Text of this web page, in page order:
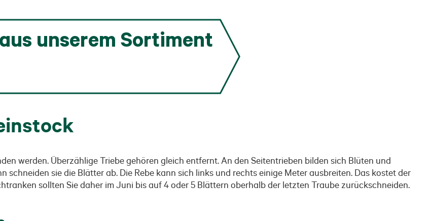
unserem Sortiment
werden. Überzählige Triebe gehören gleich entfernt. An den Seitentrieben bilden sich Blüten und
schneiden sie die Blätter ab. Die Rebe kann sich links und rechts einige Meter ausbreiten. Das kostet der
sollten Sie daher im Juni bis auf 4 oder 5 Blättern oberhalb der letzten Traube zurückschneiden.